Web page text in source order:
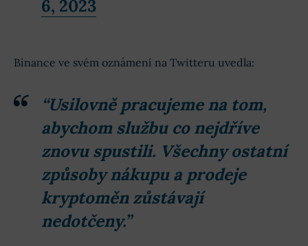
6, 2023
Binance ve svém oznámení na Twitteru uvedla:
“Usilovně pracujeme na tom,
abychom službu co nejdříve
znovu spustili. Všechny ostatní
způsoby nákupu a prodeje
kryptoměn zůstávají
nedotčeny.”